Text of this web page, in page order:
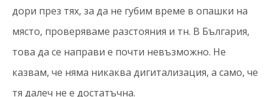
дори през тях, за да не губим време в опашки на
място, проверяваме разстояния и тн. В България,
това да се направи е почти невъзможно. Не
казвам, че няма никаква дигитализация, а само, че
тя далеч не е достатъчна.